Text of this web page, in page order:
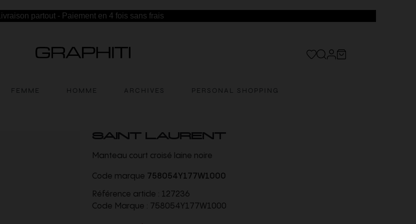
Livraison partout - Paiement en 4 fois sans frais
FEMME HOMME ARCHIVES PERSONAL SHOPPING
SAINT LAURENT
Manteau court croisé laine noire
Code marque 758054Y177W1000
Référence article : 127236
Code Marque : 758054Y177W1000